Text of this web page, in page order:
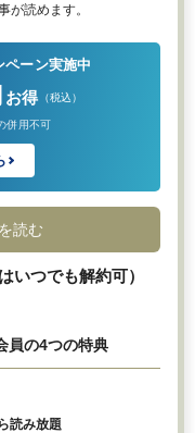
が読めます。
ペーン実施中
お得 （税込）
併用不可
読む
いつでも解約可）
員の4つの特典
読み放題